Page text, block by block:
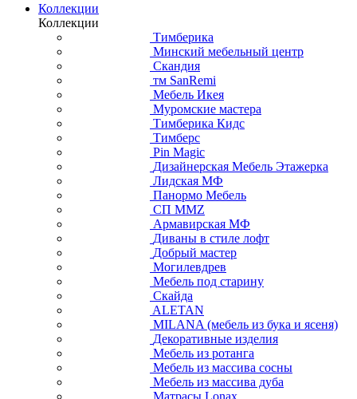
Коллекции
Коллекции
Тимберика
Минский мебельный центр
Скандия
тм SanRemi
Мебель Икея
Муромские мастера
Тимберика Кидс
Тимберс
Pin Magic
Дизайнерская Мебель Этажерка
Лидская МФ
Панормо Мебель
СП ММZ
Армавирская МФ
Диваны в стиле лофт
Добрый мастер
Могилевдрев
Мебель под старину
Скайда
ALETAN
MILANA (мебель из бука и ясеня)
Декоративные изделия
Мебель из ротанга
Мебель из массива сосны
Мебель из массива дуба
Матрасы Lonax